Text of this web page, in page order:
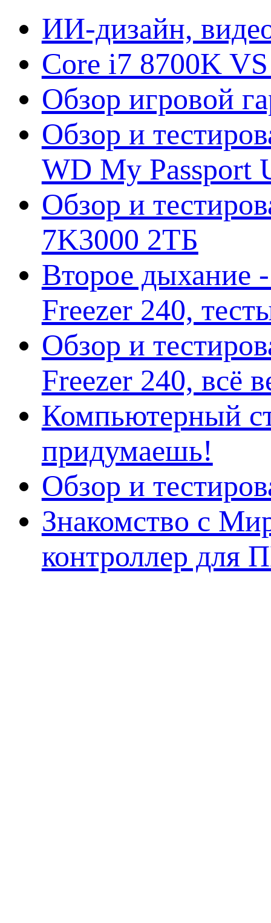
ИИ-дизайн,
Core i7 8700K
Обзор игровой
Обзор и
WD My Passport
Обзор и
7K3000 2ТБ
Второе дыхание
Freezer 240,
Обзор и
Freezer 240, всё
Компьютерный
придумаешь!
Обзор и
Знакомство с
контроллер для